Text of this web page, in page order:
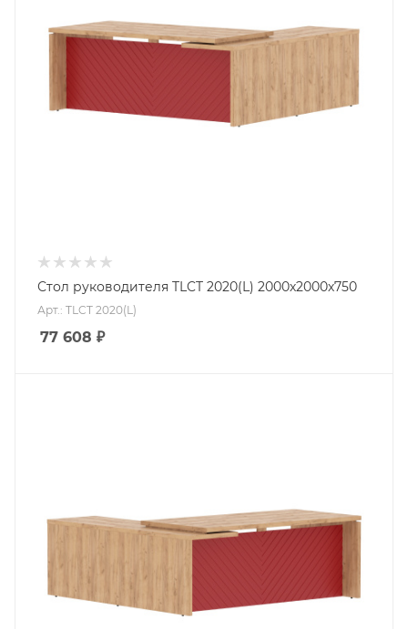
Стол руководителя TLCT 2020(L) 2000х2000х750
Арт.: TLCT 2020(L)
77 608 ₽